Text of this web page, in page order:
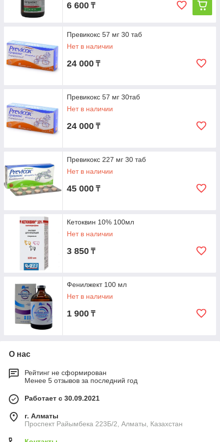
6 600 ₸
Превикокс 57 мг 30 таб
Нет в наличии
24 000 ₸
Превикокс 57 мг 30таб
Нет в наличии
24 000 ₸
Превикокс 227 мг 30 таб
Нет в наличии
45 000 ₸
Кетоквин 10% 100мл
Нет в наличии
3 850 ₸
Фенилжект 100 мл
Нет в наличии
1 900 ₸
О нас
Рейтинг не сформирован
Менее 5 отзывов за последний год
Работает с 30.09.2021
г. Алматы
Проспект Райымбека 223Б/2, Алматы, Казахстан